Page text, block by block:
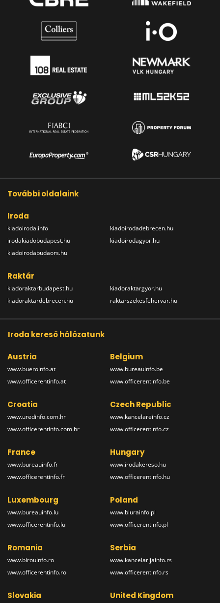
További oldalaink
Iroda
kiadoiroda.info
irodakiadobudapest.hu
kiadoirodabudaors.hu
kiadoirodadebrecen.hu
kiadoirodagyor.hu
Raktár
kiadoraktarbudapest.hu
kiadoraktardebrecen.hu
kiadoraktargyor.hu
raktarszekesfehervar.hu
Iroda kereső hálózatunk
Austria
www.bueroinfo.at
www.officerentinfo.at
Belgium
www.bureauinfo.be
www.officerentinfo.be
Croatia
www.uredinfo.com.hr
www.officerentinfo.com.hr
Czech Republic
www.kancelareinfo.cz
www.officerentinfo.cz
France
www.bureauinfo.fr
www.officerentinfo.fr
Hungary
www.irodakereso.hu
www.officerentinfo.hu
Luxembourg
www.bureauinfo.lu
www.officerentinfo.lu
Poland
www.biurainfo.pl
www.officerentinfo.pl
Romania
www.birouinfo.ro
www.officerentinfo.ro
Serbia
www.kancelarijainfo.rs
www.officerentinfo.rs
Slovakia United Kingdom